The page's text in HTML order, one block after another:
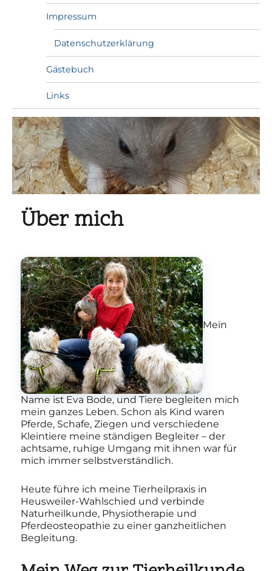
Impressum
Datenschutzerklärung
Gästebuch
Links
Über mich
Mein
Name ist Eva Bode, und Tiere begleiten mich
mein ganzes Leben. Schon als Kind waren
Pferde, Schafe, Ziegen und verschiedene
Kleintiere meine ständigen Begleiter – der
achtsame, ruhige Umgang mit ihnen war für
mich immer selbstverständlich.
Heute führe ich meine Tierheilpraxis in
Heusweiler-Wahlschied und verbinde
Naturheilkunde, Physiotherapie und
Pferdeosteopathie zu einer ganzheitlichen
Begleitung.